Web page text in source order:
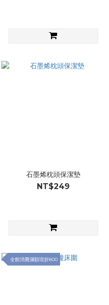
石墨烯枕頭保潔墊
NT$249
全館消費滿額現折800